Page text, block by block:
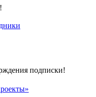
подписки!